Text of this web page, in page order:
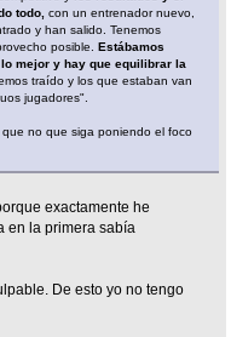
todo, con un entrenador nuevo,
y han salido. Tenemos
posible.Estábamos
mejor y hay que equilibrar la
traído y los que estaban van
jugadores".
no que siga poniendo el foco
exactamente he
en la primera sabía
De esto yo no tengo